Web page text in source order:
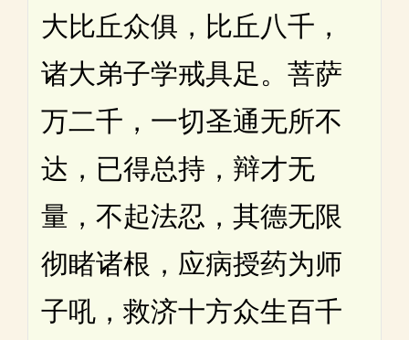
大比丘众俱，比丘八千，
诸大弟子学戒具足。菩萨
万二千，一切圣通无所不
达，已得总持，辩才无
量，不起法忍，其德无限
彻睹诸根，应病授药为师
子吼，救济十方众生百千